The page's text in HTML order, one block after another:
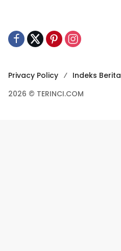
Privacy Policy Indeks Berita
2026 © TERINCI.COM